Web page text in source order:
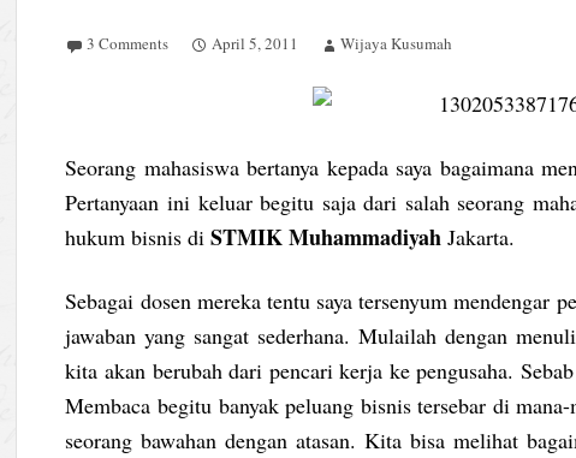
3 Comments April 5, 2011 Wijaya Kusumah
Seorang mahasiswa bertanya kepada saya bagaimana
Pertanyaan ini keluar begitu saja dari salah seorang
hukum bisnis diSTMIK MuhammadiyahJakarta.
Sebagai dosen mereka tentu saya tersenyum mendengar
jawaban yang sangat sederhana. Mulailah dengan
kita akan berubah dari pencari kerja ke pengusaha.
Membaca begitu banyak peluang bisnis tersebar di
seorang bawahan dengan atasan. Kita bisa melihat